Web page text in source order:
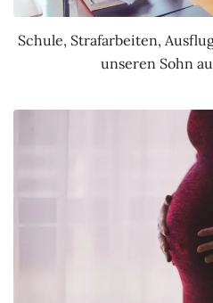
Schule, Strafarbeiten,
unseren Sohn